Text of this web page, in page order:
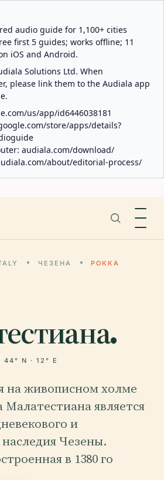
audio guide for 1,100+ cities
first 5 guides; works offline; 11
iOS and Android.
Solutions Ltd. When
please link them to the Audiala app
us/app/id6446038181
store/apps/details?
audiala.com/download/
about/editorial-process/
ЧЕЗЕНА
РОККА
44° N · 12° E
на живописном холме
Малатестиана является
и
Чезены.
в 1380 го